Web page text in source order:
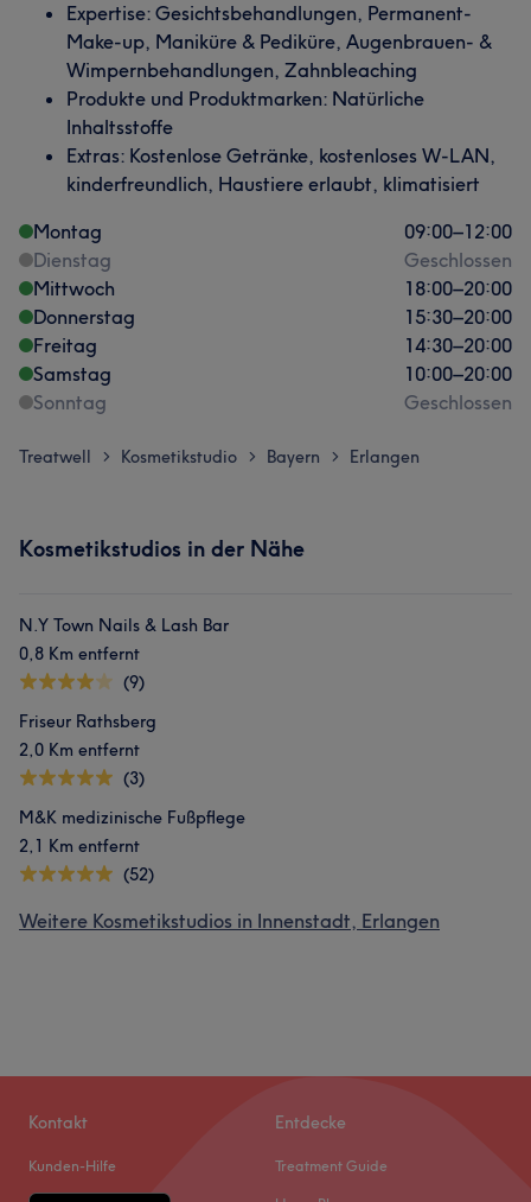
Expertise: Gesichtsbehandlungen, Permanent-
Make-up, Maniküre & Pediküre, Augenbrauen- &
Wimpernbehandlungen, Zahnbleaching
Produkte und Produktmarken: Natürliche
Inhaltsstoffe
Extras: Kostenlose Getränke, kostenloses W-LAN,
kinderfreundlich, Haustiere erlaubt, klimatisiert
Montag
09:00–12:00
Dienstag
Geschlossen
Mittwoch
18:00–20:00
Donnerstag
15:30–20:00
Freitag
14:30–20:00
Samstag
10:00–20:00
Sonntag
Geschlossen
Treatwell > Kosmetikstudio > Bayern > Erlangen
Kosmetikstudios in der Nähe
N.Y Town Nails & Lash Bar
0,8 Km entfernt
(9)
Friseur Rathsberg
2,0 Km entfernt
(3)
M&K medizinische Fußpflege
2,1 Km entfernt
(52)
Weitere Kosmetikstudios in Innenstadt, Erlangen
Kontakt
Kunden-Hilfe
Entdecke
Treatment Guide